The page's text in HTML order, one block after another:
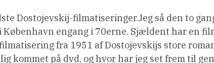
Dostojevskij-filmatiseringer.Jeg så den to
København engang i 70erne. Sjældent har en
fra 1951 af Dostojevskijs store
kommet på dvd, og hvor har jeg set frem til